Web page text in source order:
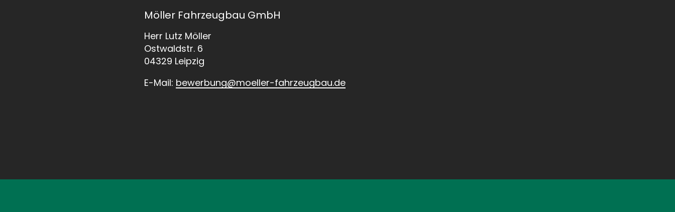
Möller Fahrzeugbau GmbH
Herr Lutz Möller
Ostwaldstr. 6
04329 Leipzig
E-Mail: bewerbung moeller-fahrzeugbau de